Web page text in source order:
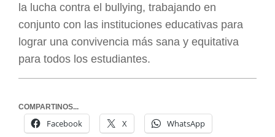
la lucha contra el bullying, trabajando en
conjunto con las instituciones educativas para
lograr una convivencia más sana y equitativa
para todos los estudiantes.
COMPARTINOS...
Facebook X WhatsApp